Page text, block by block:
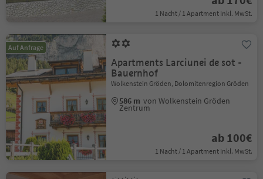
1 Nacht / 1 Apartment Inkl. MwSt.
Auf Anfrage
Apartments Larciunei de sot -
Bauernhof
Wolkenstein Gröden, Dolomitenregion Gröden
586 m von Wolkenstein Gröden
Zentrum
ab 100€
1 Nacht / 1 Apartment Inkl. MwSt.